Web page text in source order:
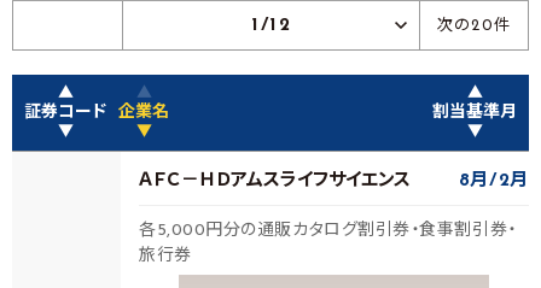
1/12 次の20件
▲
証券コード
▼
▲
企業名
▼
▲
割当基準月
▼
ＡＦＣ－ＨＤアムスライフサイエンス 8月 2月
各5,000円分の通販カタログ割引券・食事割引券・
旅行券